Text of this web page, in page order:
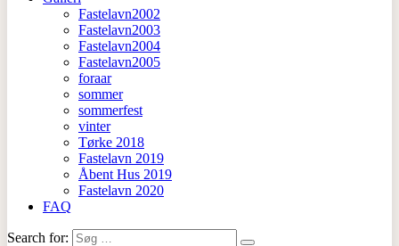
Fastelavn2002
Fastelavn2003
Fastelavn2004
Fastelavn2005
foraar
sommer
sommerfest
vinter
Tørke 2018
Fastelavn 2019
Åbent Hus 2019
Fastelavn 2020
FAQ
Search for: